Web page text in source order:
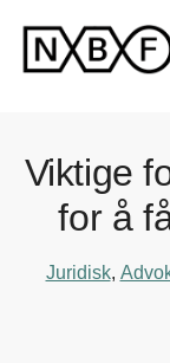
Viktige
for å
Juridisk,